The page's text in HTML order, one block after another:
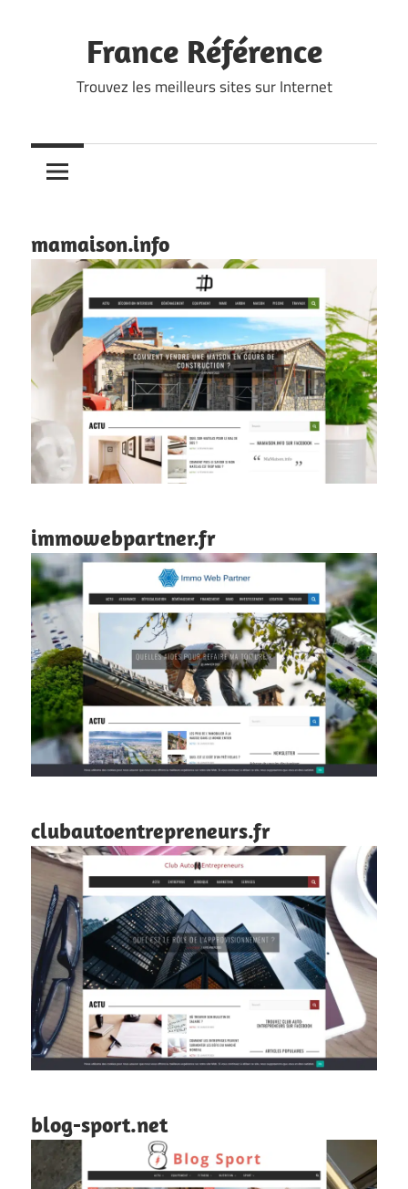
France Référence
Trouvez les meilleurs sites sur Internet
mamaison.info
immowebpartner.fr
clubautoentrepreneurs.fr
blog-sport.net